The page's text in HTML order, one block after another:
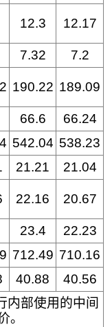
12.3 12.17
7.32
7.2
190.22 189.09
66.6
66.24
542.04 538.23
21.21
21.04
22.16 20.67
23.4
22.23
712.49 710.16
40.88
40.56
内部使用的中间
。